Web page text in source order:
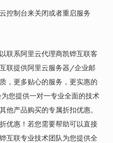
控制台来关闭或者重启服务
联系阿里云代理商凯铧互联客
联提供阿里云服务器/企业邮
，更多贴心的服务，更实惠的
您提供一对一专业全面的技术
他产品购买的专属折扣优惠。
优惠！若您需要帮助可以直接
互联专业技术团队为您提供全